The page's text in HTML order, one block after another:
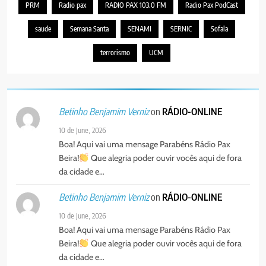
4
PAX NOTICIAS EDIÇÃO 03 DE
AGOSTO DE 2026
PORTUGUÊS
encontro de revitalização na
Diocese de Chimoio
PORTUGUÊS
“Um movimento eclesial sem
Cristo como centro é uma simples
organização humana” – defende o
Padre Mubango
MERCADO DE INHAMÍZUA:
PRM Radio pax RADIO PAX 103.0 FM Radio Pax PodCast
saude Semana Santa SENAMI SERNIC Sofala
terrorismo UCM
Betinho Benjamim Vernizon RÁDIO-ONLINE
10 de June, 2026
Boa! Aqui vai uma mensage Parabéns Rádio Pax
Beira!
Que alegria poder ouvir vocês aqui de fora
da cidade e…
Betinho Benjamim Vernizon RÁDIO-ONLINE
10 de June, 2026
Boa! Aqui vai uma mensage Parabéns Rádio Pax
Beira!
Que alegria poder ouvir vocês aqui de fora
da cidade e…